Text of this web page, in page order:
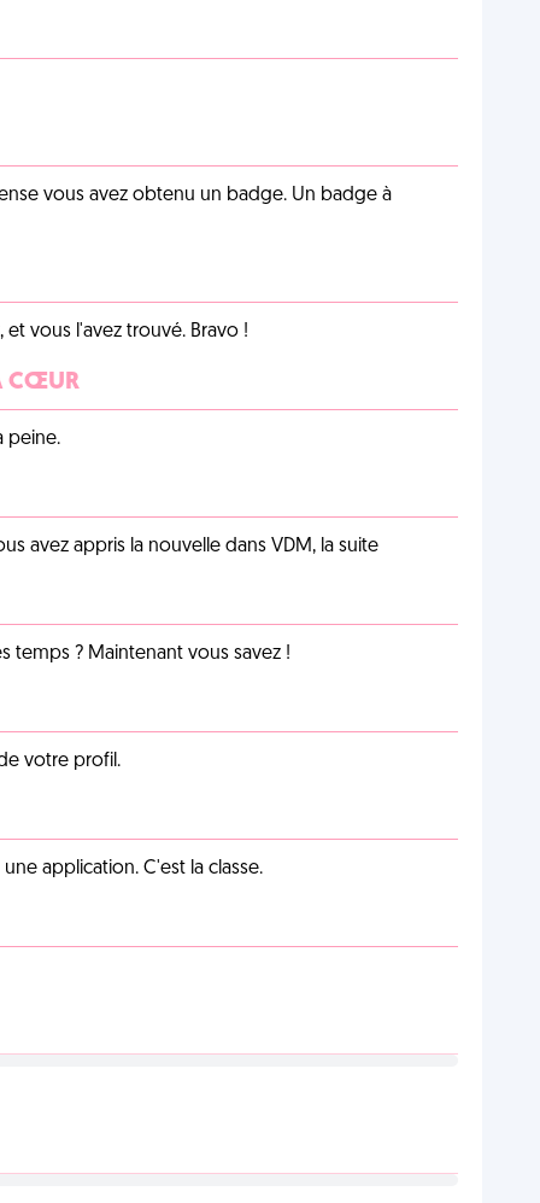
vous avez obtenu un badge. Un badge à
vous l'avez trouvé. Bravo !
CŒUR
peine.
avez appris la nouvelle dans VDM, la suite
temps ? Maintenant vous savez !
votre profil.
application. C'est la classe.